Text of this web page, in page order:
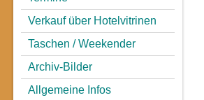
Verkauf über Hotelvitrinen
Taschen / Weekender
Archiv-Bilder
Allgemeine Infos